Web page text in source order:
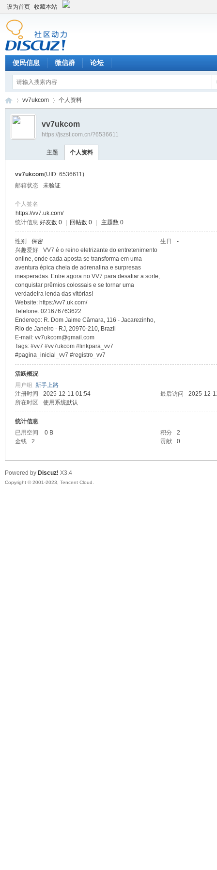
设为首页 收藏本站
便民信息 微信群 论坛
›
vv7ukcom 个人资料
vv7ukcom
https://jszst.com.cn/?6536611
主题 个人资料
vv7ukcom(UID: 6536611)
邮箱状态
未验证
个人签名
https://vv7.uk.com/
统计信息 好友数 0 回帖数 0 主题数 0
性别 保密 生日
-
兴趣爱好
VV7 é o reino eletrizante do entretenimento
online, onde cada aposta se transforma em uma
aventura épica cheia de adrenalina e surpresas
inesperadas. Entre agora no VV7 para desafiar a sorte,
conquistar prêmios colossais e se tornar uma
verdadeira lenda das vitórias!
Website: https://vv7.uk.com/
Telefone: 021676763622
Endereço: R. Dom Jaime Câmara, 116 - Jacarezinho,
Rio de Janeiro - RJ, 20970-210, Brazil
E-mail: vv7ukcom@gmail.com
Tags: #vv7 #vv7ukcom #linkpara_vv7
#pagina_inicial_vv7 #registro_vv7
活跃概况
用户组 新手上路
注册时间
2025-12-11 01:54 最后访问
2025-12-
所在时区
使用系统默认
统计信息
已用空间
0 B 积分
2
金钱
2 贡献 0
Powered by Discuz! X3.4
Copyright © 2001-2023, Tencent Cloud.